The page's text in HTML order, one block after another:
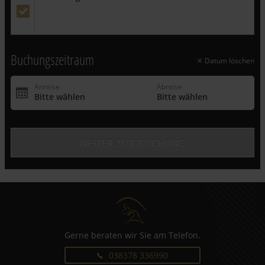
Wichtiger Hinweis:
Neubuchungen und ist exklusive Zusatzleistungen. Es ist nicht
Buchungszeitraum Datum löschen
Gerne beraten wir Sie am Telefon.
038378 336990